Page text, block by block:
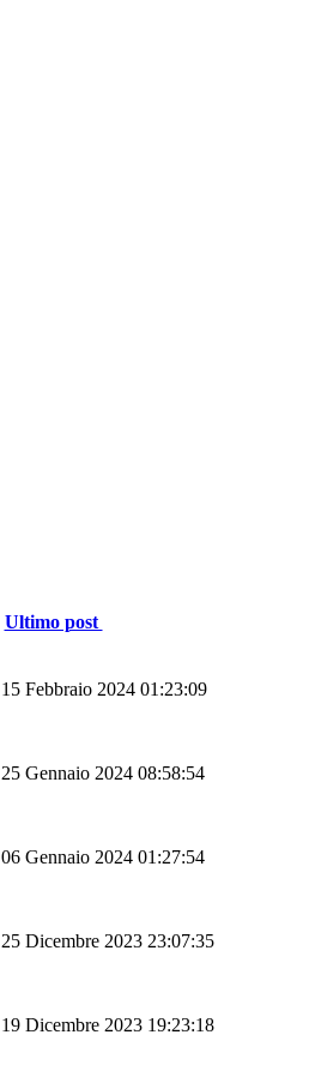
Ultimo post
15 Febbraio 2024 01:23:09
25 Gennaio 2024 08:58:54
06 Gennaio 2024 01:27:54
25 Dicembre 2023 23:07:35
19 Dicembre 2023 19:23:18